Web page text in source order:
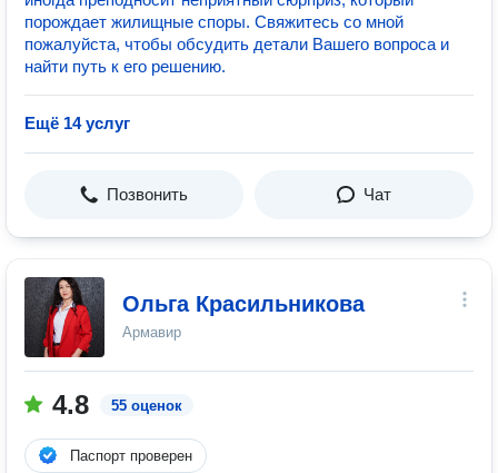
порождает жилищные споры. Свяжитесь со мной
пожалуйста, чтобы обсудить детали Вашего вопроса и
найти путь к его решению.
Ещё 14 услуг
Позвонить Чат
Ольга Красильникова
Армавир
4.8 55 оценок
Паспорт проверен